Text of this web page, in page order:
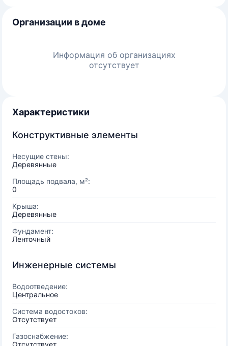
Организации в доме
Информация об организациях
отсутствует
Характеристики
Конструктивные элементы
Несущие стены:
Деревянные
Площадь подвала, м²:
0
Крыша:
Деревянные
Фундамент:
Ленточный
Инженерные системы
Водоотведение:
Центральное
Система водостоков:
Отсутствует
Газоснабжение:
Отсутствует